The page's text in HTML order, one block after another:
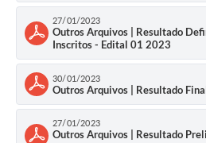
27/01/2023
Outros Arquivos | Resultado
Inscritos - Edital 01 2023
30/01/2023
Outros Arquivos | Resultado
27/01/2023
Outros Arquivos | Resultado